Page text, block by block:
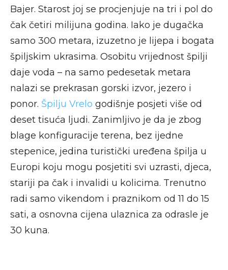
Bajer. Starost joj se procjenjuje na tri i pol do
čak četiri milijuna godina. Iako je dugačka
samo 300 metara, izuzetno je lijepa i bogata
špiljskim ukrasima. Osobitu vrijednost špilji
daje voda – na samo pedesetak metara
nalazi se prekrasan gorski izvor, jezero i
ponor. Špilju Vrelo godišnje posjeti više od
deset tisuća ljudi. Zanimljivo je da je zbog
blage konfiguracije terena, bez ijedne
stepenice, jedina turistički uređena špilja u
Europi koju mogu posjetiti svi uzrasti, djeca,
stariji pa čak i invalidi u kolicima. Trenutno
radi samo vikendom i praznikom od 11 do 15
sati, a osnovna cijena ulaznica za odrasle je
30 kuna.